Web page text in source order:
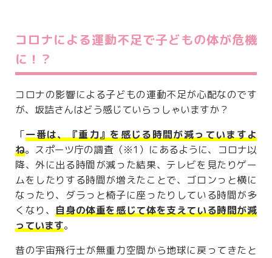
コロナによる運動不足で子どもの体が危機
に！？
コロナの影響による子どもの運動不足が心配なのです
が、坂詰さんはどう感じていらっしゃいますか？
「一番は、『重力』を感じる時間が減っていますよ
ね。スポーツ庁の調査（※1）にあるように、コロナ以
降、外に出る時間が減った結果、テレビを見たりゲー
ムをしたりする時間が増えたことで、ゴロンっと横に
なったり、ダラっと椅子に座ったりしている時間が多
くなり、自身の体重を感じて体を支えている時間が減
っています。
昔の宇宙飛行士が無重力空間から地球に戻ってきたと